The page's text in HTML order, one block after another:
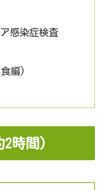
感染症検査
編)
2時間)